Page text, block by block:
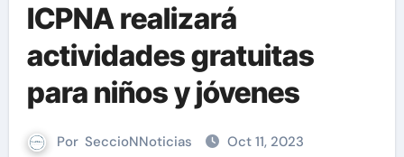
ICPNA realizará
actividades gratuitas
para niños y jóvenes
Por SeccioNNoticias Oct 11, 2023